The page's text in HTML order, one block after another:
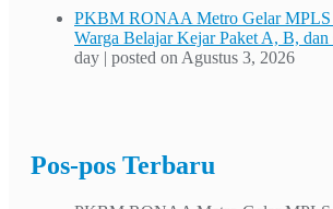
PKBM RONAA Metro Gelar MPLS
Warga Belajar Kejar Paket A, B, dan
day | posted on Agustus 3, 2026
Pos-pos Terbaru